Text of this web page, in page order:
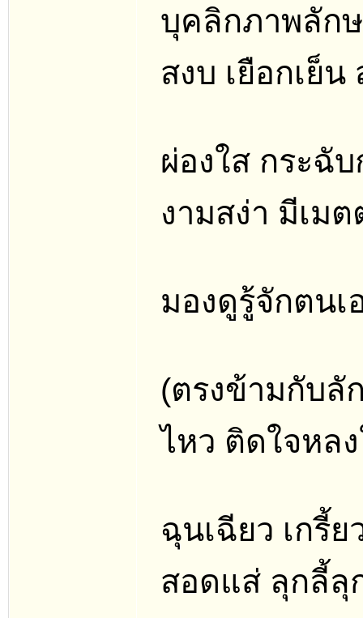
บุคลิกภาพลัก
สงบ เยือกเย็
ผ่องใส กระฉับ
งามสง่า มีเม
มองดูรู้จักตนเ
(ตรงข้ามกับ
ไหว ติดใจหล
ฉุนเฉียว เกรี้
สอดแส่ ลุกลี้ลุ